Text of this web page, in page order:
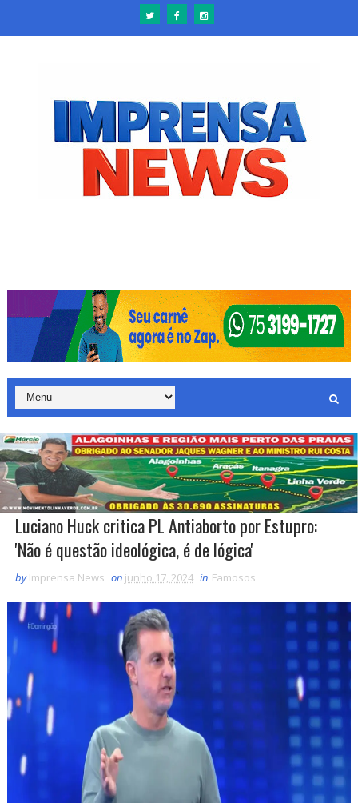
Luciano Huck critica PL Antiaborto por Estupro:
'Não é questão ideológica, é de lógica'
by Imprensa News on junho 17, 2024 in Famosos